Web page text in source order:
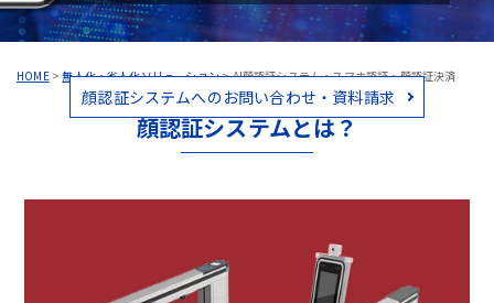
HOME>無人化・省人化ソリューション>AI顔認証システム・スマホ認証・顔認証決済
顔認証システムへのお問い合わせ・資料請求
顔認証システムとは？